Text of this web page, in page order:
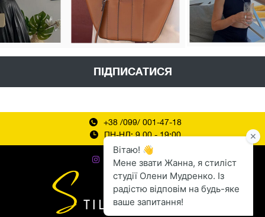
ПІДПИСАТИСЯ
+38 /099/ 001-47-18
ПН-НД: 9.00 - 19:00